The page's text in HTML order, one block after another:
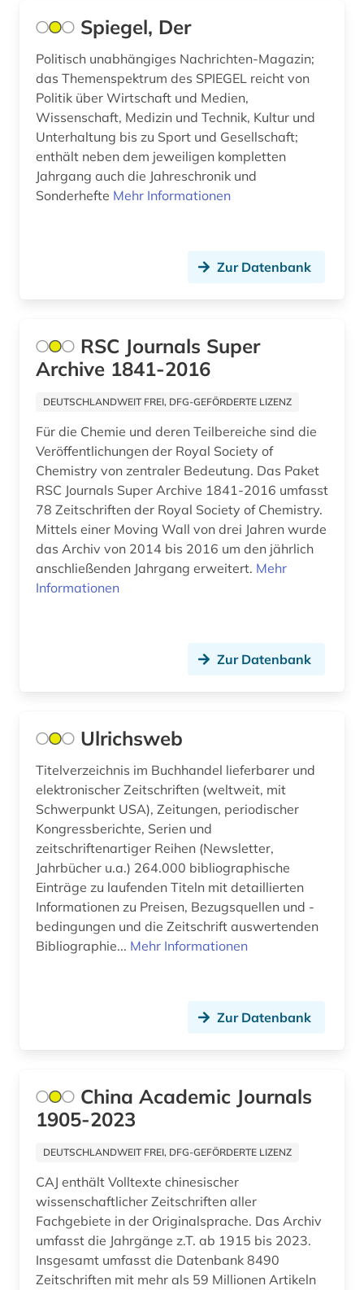
materialwissenschaft (1)
mathematik (3)
medienwissenschaft (3)
medizin (10)
mla international bibliography (1)
mla international bibliography of books and
articles on the modern languages and literatures
(1)
moldawien (1)
molekularbiologie (3)
molekularphysik und chemische physik (1)
monitoring (1)
musikzeitschrift (1)
münchen (1)
naher osten (1)
nanolithographie (1)
nanophotonik (1)
naturschutz (1)
naturstoffchemie (1)
norwegen (1)
online-informationssystem (1)
online-publikation (2)
online-ressource (1)
Spiegel, Der
Politisch unabhängiges Nachrichten-Magazin;
das Themenspektrum des SPIEGEL reicht von
Politik über Wirtschaft und Medien,
Wissenschaft, Medizin und Technik, Kultur und
Unterhaltung bis zu Sport und Gesellschaft;
enthält neben dem jeweiligen kompletten
Jahrgang auch die Jahreschronik und
Sonderhefte Mehr Informationen
Zur Datenbank
RSC Journals Super
Archive 1841-2016
DEUTSCHLANDWEIT FREI, DFG-GEFÖRDERTE LIZENZ
Für die Chemie und deren Teilbereiche sind die
Veröffentlichungen der Royal Society of
Chemistry von zentraler Bedeutung. Das Paket
RSC Journals Super Archive 1841-2016 umfasst
78 Zeitschriften der Royal Society of Chemistry.
Mittels einer Moving Wall von drei Jahren wurde
das Archiv von 2014 bis 2016 um den jährlich
anschließenden Jahrgang erweitert. Mehr
Informationen
Zur Datenbank
Ulrichsweb
Titelverzeichnis im Buchhandel lieferbarer und
elektronischer Zeitschriften (weltweit, mit
Schwerpunkt USA), Zeitungen, periodischer
Kongressberichte, Serien und
zeitschriftenartiger Reihen (Newsletter,
Jahrbücher u.a.) 264.000 bibliographische
Einträge zu laufenden Titeln mit detaillierten
Informationen zu Preisen, Bezugsquellen und -
bedingungen und die Zeitschrift auswertenden
Bibliographie... Mehr Informationen
Zur Datenbank
China Academic Journals
1905-2023
DEUTSCHLANDWEIT FREI, DFG-GEFÖRDERTE LIZENZ
CAJ enthält Volltexte chinesischer
wissenschaftlicher Zeitschriften aller
Fachgebiete in der Originalsprache. Das Archiv
umfasst die Jahrgänge z.T. ab 1915 bis 2023.
Insgesamt umfasst die Datenbank 8490
Zeitschriften mit mehr als 59 Millionen Artikeln